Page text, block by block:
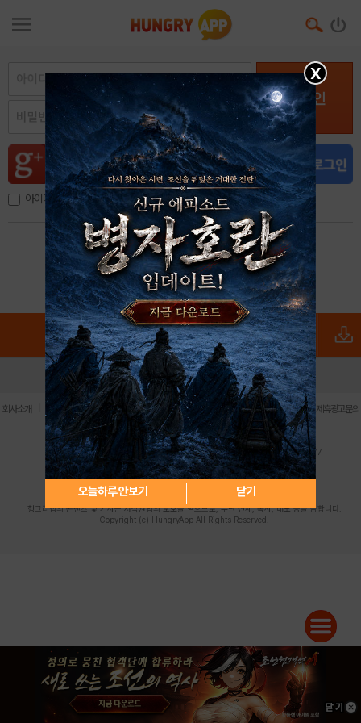
로그인
아이디, 이메일 저장
아이디 / 비밀번호 찾기 회원가입
X
오늘하루 안보기 닫기
로그인 PC버전 전체앱
회사소개 이용약관 | 개인정보 처리방침 | 청소년 보호정책 | 불법촬영물 신고센터 | 제휴광고문의
사업자등록번호:119-86-61101 (주)스마트나우 대표이사:송현두
주소: 서울시 금천구 가산디지털1로 171 연락처:063-284-8635 팩스:02-6265-0377
청소년보호책임자:김동욱desk@hungryapp.co.kr
등록번호:서울아02322 | 등록일자:2016년4월25일
발행인:(주)스마트나우 송현두 | 편집인:김동욱
헝그리앱의 콘텐츠 및 기사는 저작권법의 보호를 받으므로, 무단 전재, 복사, 배포 등을 금합니다.
Copyright (c) HungryApp All Rights Reserved.